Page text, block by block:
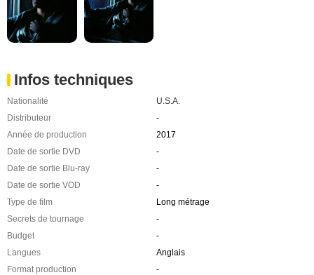
Infos techniques
Nationalité
U.S.A.
Distributeur
-
Année de production
2017
Date de sortie DVD
-
Date de sortie Blu-ray
-
Date de sortie VOD
-
Type de film
Long métrage
Secrets de tournage
-
Budget
-
Langues
Anglais
Format production
-